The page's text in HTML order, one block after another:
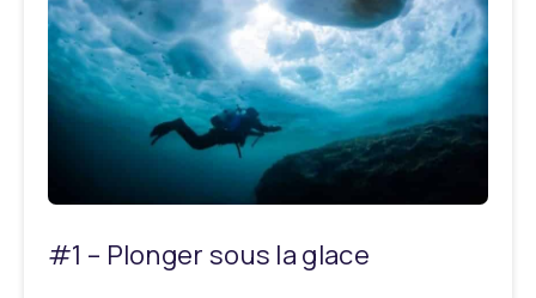
#1 – Plonger sous la glace